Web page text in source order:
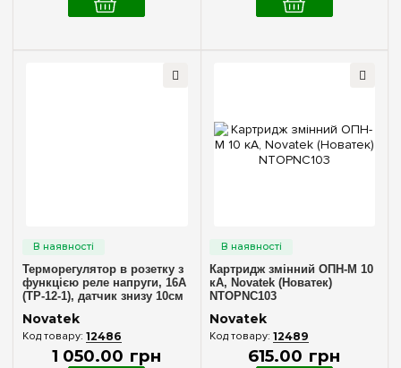
Терморегулятор в розетку з
функцією реле напруги, 16А
(ТР-12-1), датчик знизу 10см
Novatek
12486
1 050.00 грн
Картридж змінний ОПН-М 10
кА, Novatek (Новатек)
NTOPNC103
Novatek
12489
615.00 грн